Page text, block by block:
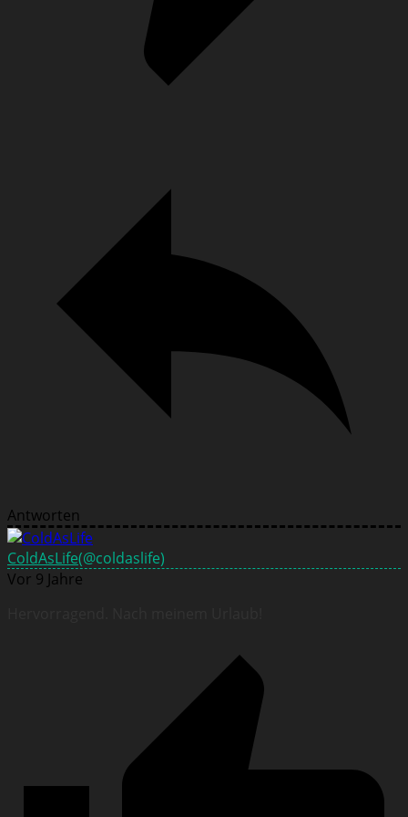
Antworten
ColdAsLife(@coldaslife)
Vor 9 Jahre